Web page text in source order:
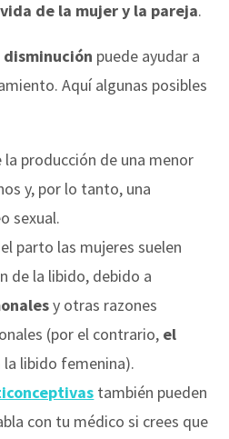
de la mujer y la pareja.
disminución puede ayudar a
Aquí algunas posibles
la producción de una menor
y, por lo tanto, una
sexual.
parto las mujeres suelen
de la libido, debido a
y otras razones
(por el contrario, el
la libido femenina).
también pueden
con tu médico si crees que